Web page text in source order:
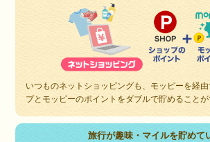
いつものネットショッピングも、モッピーを経
プとモッピーのポイントをダブルで貯めることが
旅行が趣味・マイルを貯めて